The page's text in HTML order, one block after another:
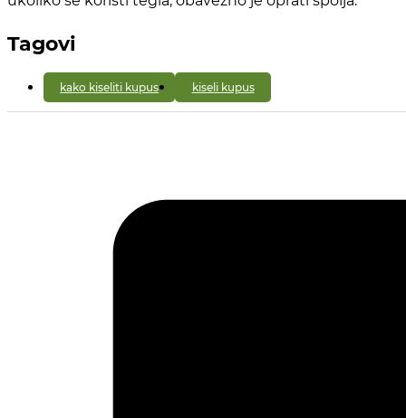
Tagovi
kako kiseliti kupus kiseli kupus